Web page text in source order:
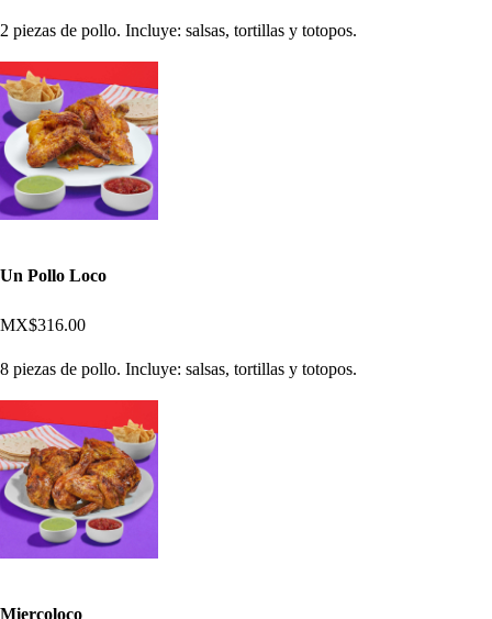
2 piezas de pollo. Incluye: salsas, tortillas y totopos.
Un Pollo Loco
MX$316.00
8 piezas de pollo. Incluye: salsas, tortillas y totopos.
Miercoloco